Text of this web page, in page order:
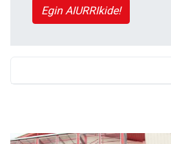
Egin AIURRIkide!